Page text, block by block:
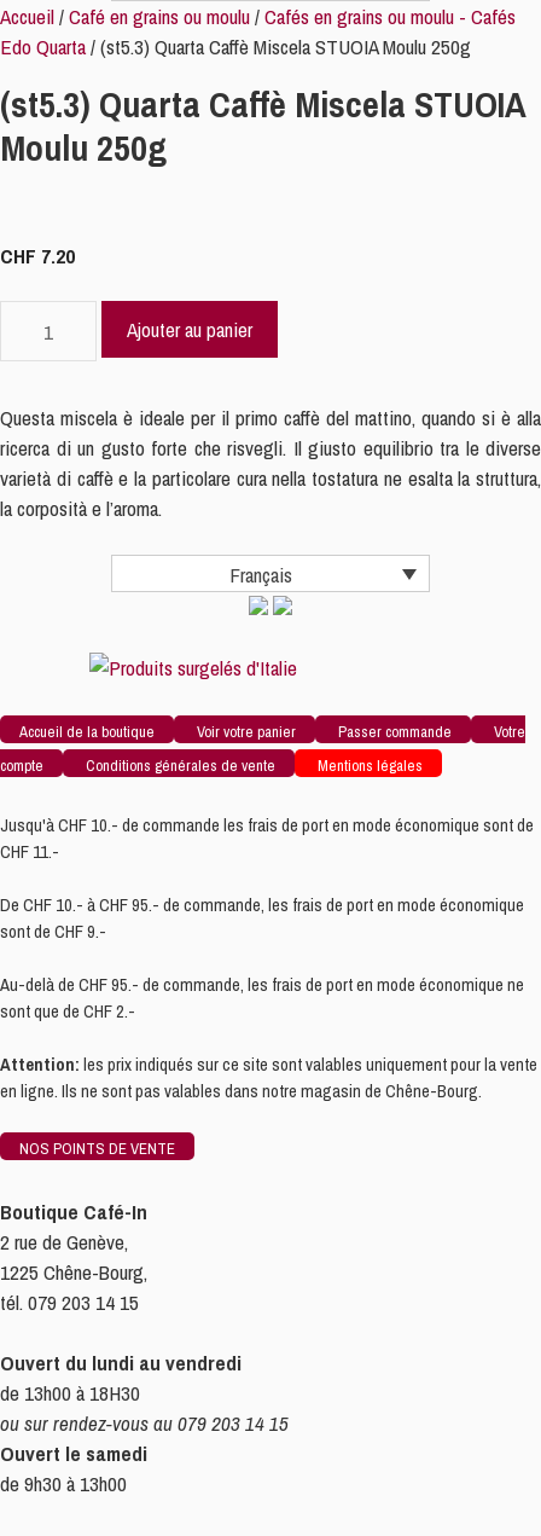
Accueil/Café en grains ou moulu/Cafés en grains ou moulu - Cafés
Edo Quarta/ (st5.3) Quarta Caffè Miscela STUOIA Moulu 250g
(st5.3) Quarta Caffè Miscela STUOIA
Moulu 250g
CHF 7.20
Quarta
Caffè
Miscela
STUOIA
Moulu
Ajouter au panier
Questa miscela è ideale per il primo caffè del mattino, quando si è alla
ricerca di un gusto forte che risvegli. Il giusto equilibrio tra le diverse
varietà di caffè e la particolare cura nella tostatura ne esalta la struttura,
la corposità e l’aroma.
Français
Accueil de la boutique Voir votre panier Passer commande
Votre
compte
Conditions générales de vente Mentions légales
Jusqu'à CHF 10.- de commande les frais de port en mode économique sont de
CHF 11.-
De CHF 10.- à CHF 95.- de commande, les frais de port en mode économique
sont de CHF 9.-
Au-delà de CHF 95.- de commande, les frais de port en mode économique ne
sont que de CHF 2.-
Attention: les prix indiqués sur ce site sont valables uniquement pour la vente
en ligne. Ils ne sont pas valables dans notre magasin de Chêne-Bourg.
NOS POINTS DE VENTE
Boutique Café-In
2 rue de Genève,
1225 Chêne-Bourg,
tél. 079 203 14 15
Ouvert du lundi au vendredi
de 13h00 à 18H30
ou sur rendez-vous au 079 203 14 15
Ouvert le samedi
de 9h30 à 13h00